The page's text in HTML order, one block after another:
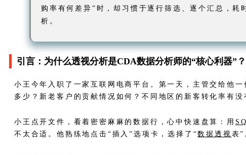
购率有何差异”时，却习惯于逐行筛选、逐个汇总，
析。
引言：为什么透视分析是CDA数据分析师的“核心利器”？
小王今年入职了一家互联网电商平台。第一天，主管交给他
多少？新老客户的贡献情况如何？不同地区的新客转化率有没
小王点开文件，看着密密麻麻的数据行，心中快速盘算：用
不太合适。他熟练地点击“插入”选项卡，选择了“数据透视 表